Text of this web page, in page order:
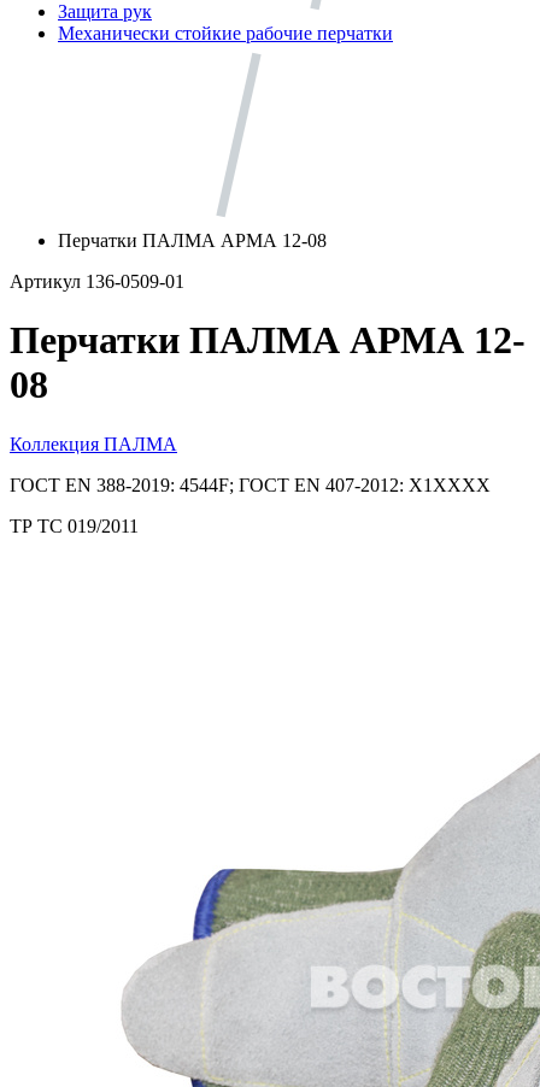
Защита рук
Механически стойкие рабочие перчатки
Перчатки ПАЛМА АРМА 12-08
Артикул 136-0509-01
Перчатки ПАЛМА АРМА 12-
08
Коллекция ПАЛМА
ГОСТ EN 388-2019: 4544F; ГОСТ EN 407-2012: X1XXXX
ТР ТС 019/2011